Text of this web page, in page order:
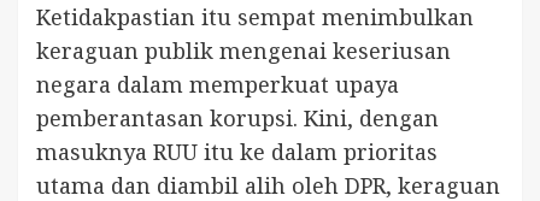
Ketidakpastian itu sempat menimbulkan
keraguan publik mengenai keseriusan
negara dalam memperkuat upaya
pemberantasan korupsi. Kini, dengan
masuknya RUU itu ke dalam prioritas
utama dan diambil alih oleh DPR, keraguan